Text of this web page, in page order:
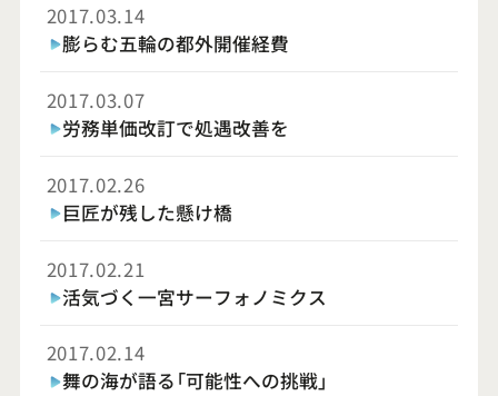
2017.03.14
膨らむ五輪の都外開催経費
2017.03.07
労務単価改訂で処遇改善を
2017.02.26
巨匠が残した懸け橋
2017.02.21
活気づく一宮サーフォノミクス
2017.02.14
舞の海が語る「可能性への挑戦」